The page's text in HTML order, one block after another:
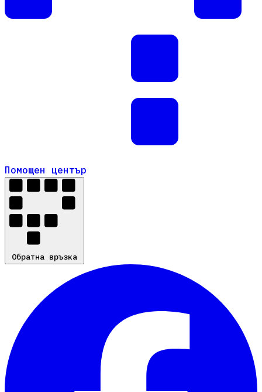
Помощен център
Помощен център
Обратна връзка
Обратна връзка